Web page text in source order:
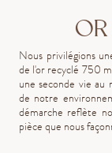
Nous privilégions
de l'or recyclé 750
une seconde vie au
de notre
démarche reflète
pièce que nous